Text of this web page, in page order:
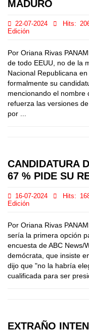
MADURO
22-07-2024 Hits:
Edición
Por Oriana Rivas
de todo EEUU, no de la
Nacional Republicana
formalmente su
mencionando el nombre
refuerza las versiones
por ...
CANDIDATURA
67 % PIDE SU
16-07-2024 Hits:
Edición
Por Oriana Rivas
sería la primera opción
encuesta de ABC News/
demócrata, que insiste
dijo que "no la habría
cualificada para ser
EXTRAÑO